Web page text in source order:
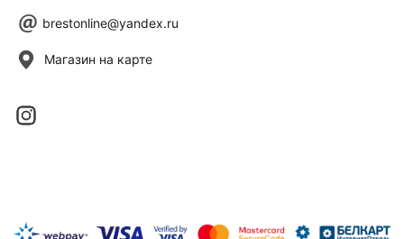
brestonline@yandex.ru
Магазин на карте